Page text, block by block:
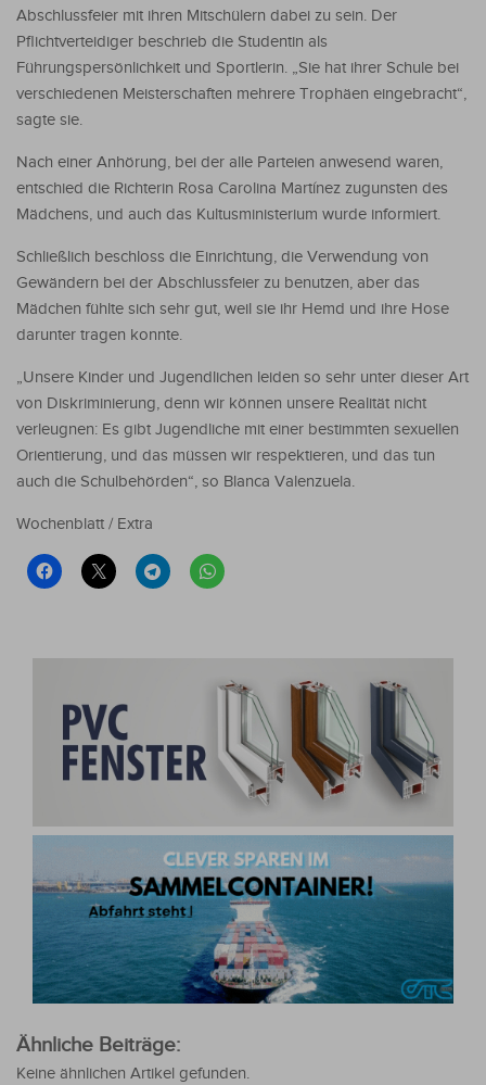
Abschlussfeier mit ihren Mitschülern dabei zu sein. Der
Pflichtverteidiger beschrieb die Studentin als
Führungspersönlichkeit und Sportlerin. „Sie hat ihrer Schule bei
verschiedenen Meisterschaften mehrere Trophäen eingebracht“,
sagte sie.
Nach einer Anhörung, bei der alle Parteien anwesend waren,
entschied die Richterin Rosa Carolina Martínez zugunsten des
Mädchens, und auch das Kultusministerium wurde informiert.
Schließlich beschloss die Einrichtung, die Verwendung von
Gewändern bei der Abschlussfeier zu benutzen, aber das
Mädchen fühlte sich sehr gut, weil sie ihr Hemd und ihre Hose
darunter tragen konnte.
„Unsere Kinder und Jugendlichen leiden so sehr unter dieser Art
von Diskriminierung, denn wir können unsere Realität nicht
verleugnen: Es gibt Jugendliche mit einer bestimmten sexuellen
Orientierung, und das müssen wir respektieren, und das tun
auch die Schulbehörden“, so Blanca Valenzuela.
Wochenblatt / Extra
Ähnliche Beiträge:
Keine ähnlichen Artikel gefunden.